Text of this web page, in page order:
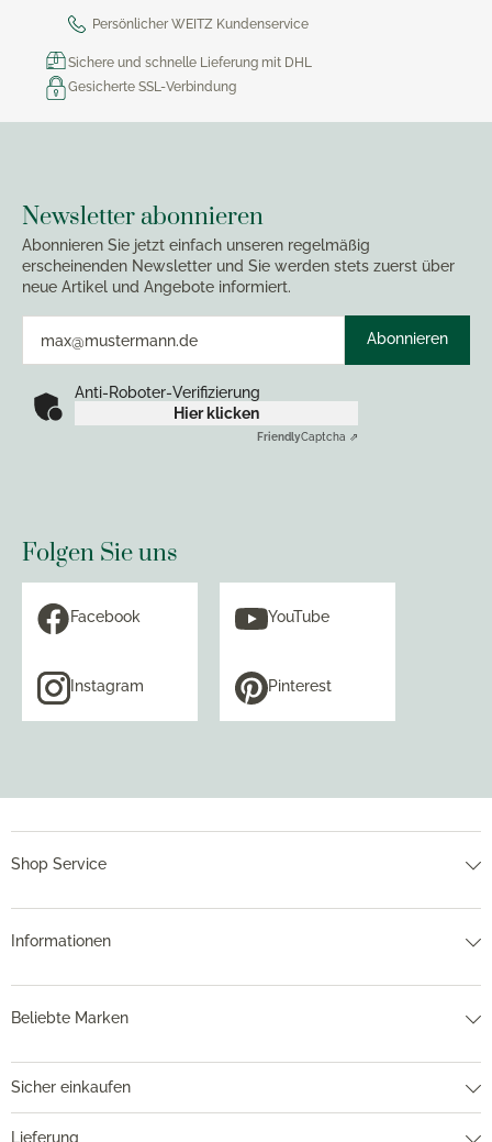
Persönlicher WEITZ Kundenservice
Sichere und schnelle Lieferung mit DHL
Gesicherte SSL-Verbindung
Newsletter abonnieren
Abonnieren Sie jetzt einfach unseren regelmäßig
erscheinenden Newsletter und Sie werden stets zuerst über
neue Artikel und Angebote informiert.
Abonnieren
Anti-Roboter-Verifizierung
Hier klicken
FriendlyCaptcha ⇗
Folgen Sie uns
Facebook YouTube
Instagram Pinterest
Shop Service
Informationen
Beliebte Marken
Sicher einkaufen
Lieferung